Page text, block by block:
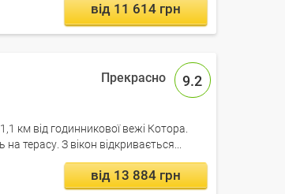
від 11 614 грн
9.2
км від годинникової вежі Котора.
терасу. З вікон відкривається...
від 13 884 грн